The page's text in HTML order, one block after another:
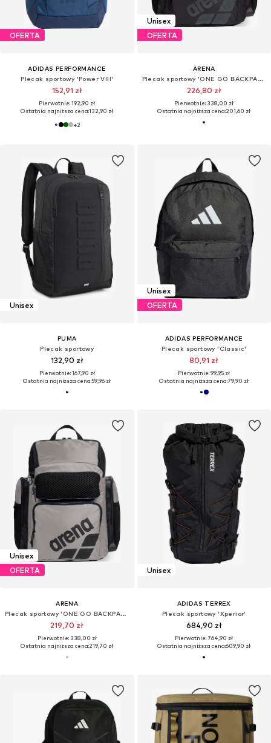
OFERTA
ADIDAS PERFORMANCE
Plecak sportowy 'Power VIII'
152,91 zł
Pierwotnie: 192,90 zł
Ostatnia najniższa cena:132,90 zł
+2
Unisex
OFERTA
ARENA
Plecak sportowy 'ONE GO BACKPACK 45L'
226,80 zł
Pierwotnie: 338,00 zł
Ostatnia najniższa cena:201,60 zł
Unisex
PUMA
Plecak sportowy
132,90 zł
Pierwotnie: 167,90 zł
Ostatnia najniższa cena:59,96 zł
Unisex
OFERTA
ADIDAS PERFORMANCE
Plecak sportowy 'Classic'
80,91 zł
Pierwotnie: 99,95 zł
Ostatnia najniższa cena:79,90 zł
Unisex
OFERTA
ARENA
Plecak sportowy 'ONE GO BACKPACK 45L'
219,70 zł
Pierwotnie: 338,00 zł
Ostatnia najniższa cena:219,70 zł
Unisex
ADIDAS TERREX
Plecak sportowy 'Xperior'
684,90 zł
Pierwotnie: 764,90 zł
Ostatnia najniższa cena:609,90 zł